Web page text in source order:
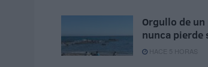
Orgullo de
nunca pierde
HACE 5 HORAS